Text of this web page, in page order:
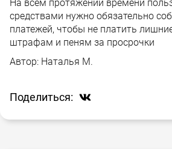
На всем протяжении времени
средствами нужно обязательно
платежей, чтобы не платить
штрафам и пеням за просрочки
Автор: Наталья М.
Поделиться: